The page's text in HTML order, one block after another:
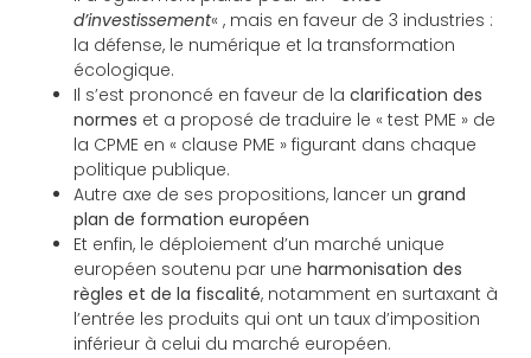
d’investissement« , mais en faveur de 3 industries :
la défense, le numérique et la transformation
écologique.
Il s’est prononcé en faveur de laclarification des
normes et a proposé de traduire le « test PME » de
la CPME en « clause PME » figurant dans chaque
politique publique.
Autre axe de ses propositions, lancer ungrand
plan de formation européen
Et enfin, le déploiement d’un marché unique
européen soutenu par uneharmonisation des
règles et de la fiscalité, notamment en surtaxant à
l’entrée les produits qui ont un taux d’imposition
inférieur à celui du marché européen.